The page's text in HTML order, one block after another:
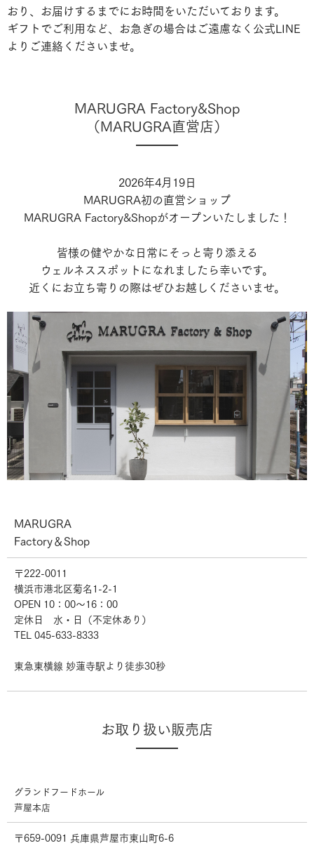
おり、お届けするまでにお時間をいただいております。
ギフトでご利用など、お急ぎの場合はご遠慮なく公式LINE
よりご連絡くださいませ。
MARUGRA Factory&Shop
（MARUGRA直営店）
2026年4月19日
MARUGRA初の直営ショップ
MARUGRA Factory&Shopがオープンいたしました！
皆様の健やかな日常にそっと寄り添える
ウェルネススポットになれましたら幸いです。
近くにお立ち寄りの際はぜひお越しくださいませ。
MARUGRA
Factory＆Shop
〒222-0011
横浜市港北区菊名1-2-1
OPEN 10：00～16：00
定休日 水・日（不定休あり）
TEL 045-633-8333
東急東横線 妙蓮寺駅より徒歩30秒
お取り扱い販売店
グランドフードホール
芦屋本店
〒659-0091 兵庫県芦屋市東山町6-6